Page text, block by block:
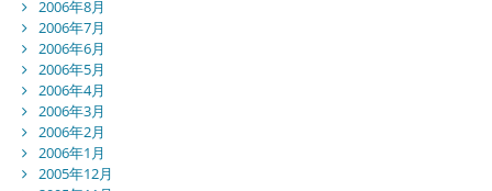
2006年8月
2006年7月
2006年6月
2006年5月
2006年4月
2006年3月
2006年2月
2006年1月
2005年12月